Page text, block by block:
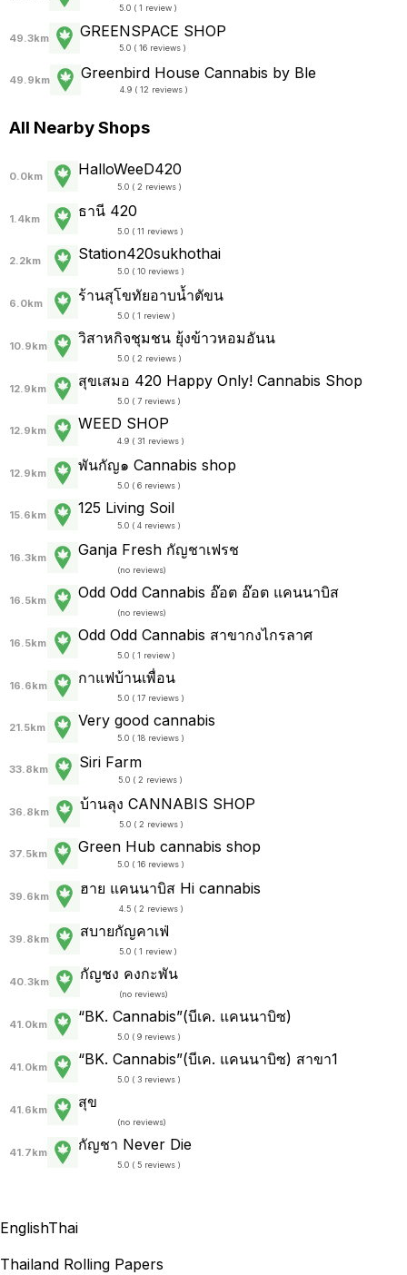
5.0 ( 1 review )
49.3km GREENSPACE SHOP
5.0 ( 16 reviews )
49.9km Greenbird House Cannabis by Ble
4.9 ( 12 reviews )
All Nearby Shops
0.0km HalloWeeD420
5.0 ( 2 reviews )
1.4km ธานี 420
5.0 ( 11 reviews )
2.2km Station420sukhothai
5.0 ( 10 reviews )
6.0km ร้านสุโขทัยอาบน้ำตัขน
5.0 ( 1 review )
10.9km วิสาหกิจชุมชน ยุ้งข้าวหอมอันน
5.0 ( 2 reviews )
12.9km สุขเสมอ 420 Happy Only! Cannabis Shop
5.0 ( 7 reviews )
12.9km WEED SHOP
4.9 ( 31 reviews )
12.9km พันกัญ๑ Cannabis shop
5.0 ( 6 reviews )
15.6km 125 Living Soil
5.0 ( 4 reviews )
16.3km Ganja Fresh กัญชาเฟรช
(no reviews)
16.5km Odd Odd Cannabis อ๊อต อ๊อต แคนนาบิส
(no reviews)
16.5km Odd Odd Cannabis สาขากงไกรลาศ
5.0 ( 1 review )
16.6km กาแฟบ้านเพื่อน
5.0 ( 17 reviews )
21.5km Very good cannabis
5.0 ( 18 reviews )
33.8km Siri Farm
5.0 ( 2 reviews )
36.8km บ้านลุง CANNABIS SHOP
5.0 ( 2 reviews )
37.5km Green Hub cannabis shop
5.0 ( 16 reviews )
39.6km ฮาย แคนนาบิส Hi cannabis
4.5 ( 2 reviews )
39.8km สบายกัญคาเฟ่
5.0 ( 1 review )
40.3km กัญชง คงกะพัน
(no reviews)
41.0km “BK. Cannabis”(บีเค. แคนนาบิซ)
5.0 ( 9 reviews )
41.0km “BK. Cannabis”(บีเค. แคนนาบิซ) สาขา1
5.0 ( 3 reviews )
41.6km สุข
(no reviews)
41.7km กัญชา Never Die
5.0 ( 5 reviews )
EnglishThai
Thailand Rolling Papers